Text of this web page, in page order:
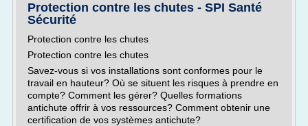
Protection contre les chutes - SPI Santé
Sécurité
Protection contre les chutes
Protection contre les chutes
Savez-vous si vos installations sont conformes pour le
travail en hauteur? Où se situent les risques à prendre en
compte? Comment les gérer? Quelles formations
antichute offrir à vos ressources? Comment obtenir une
certification de vos systèmes antichute?